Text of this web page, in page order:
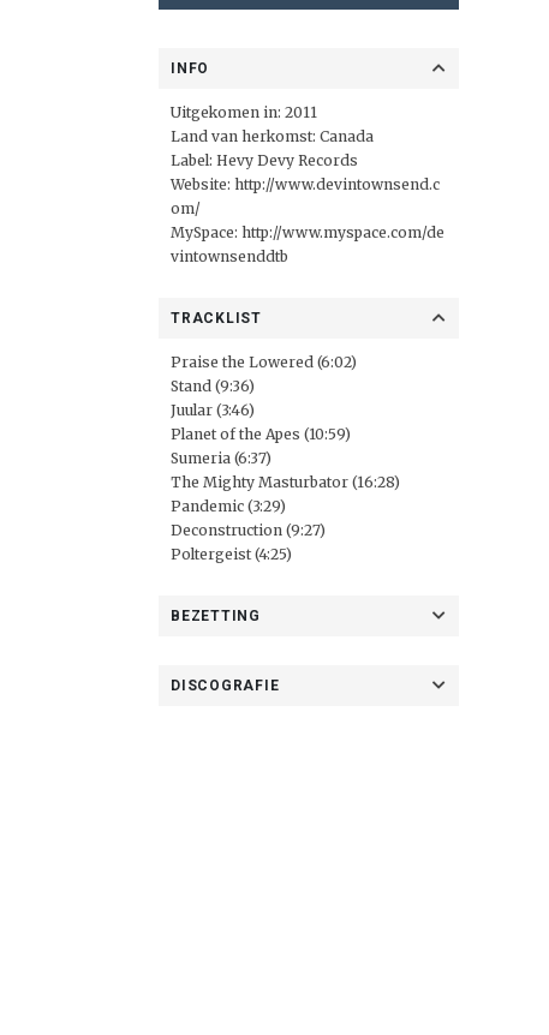
INFO
Uitgekomen in: 2011
Land van herkomst: Canada
Label: Hevy Devy Records
Website: http://www.devintownsend.c
om/
MySpace: http://www.myspace.com/de
vintownsenddtb
TRACKLIST
Praise the Lowered (6:02)
Stand (9:36)
Juular (3:46)
Planet of the Apes (10:59)
Sumeria (6:37)
The Mighty Masturbator (16:28)
Pandemic (3:29)
Deconstruction (9:27)
Poltergeist (4:25)
BEZETTING
DISCOGRAFIE